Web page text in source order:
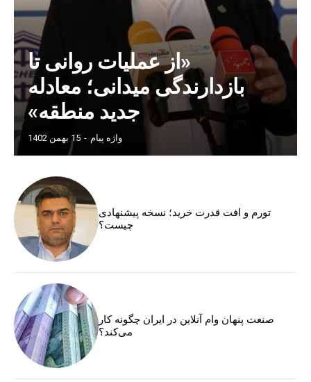
«از عملیات روانی تا
بازدارندگی میدانی؛ معادله
جدید منطقه»
واژه پیام - 15 بهمن 1402
تورم و افت قدرت خرید؛ نسخه پیشنهادی
چیست؟
صنعت پنهان وام آنلاین در ایران چگونه کار
می‌کند؟